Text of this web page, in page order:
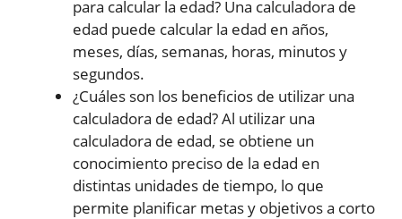
para calcular la edad? Una calculadora de
edad puede calcular la edad en años,
meses, días, semanas, horas, minutos y
segundos.
¿Cuáles son los beneficios de utilizar una
calculadora de edad? Al utilizar una
calculadora de edad, se obtiene un
conocimiento preciso de la edad en
distintas unidades de tiempo, lo que
permite planificar metas y objetivos a corto